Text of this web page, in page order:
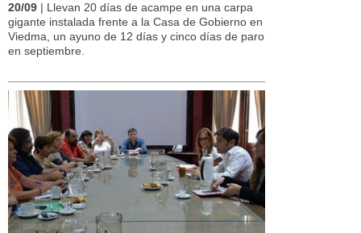
20/09 | Llevan 20 días de acampe en una carpa
gigante instalada frente a la Casa de Gobierno en
Viedma, un ayuno de 12 días y cinco días de paro
en septiembre.